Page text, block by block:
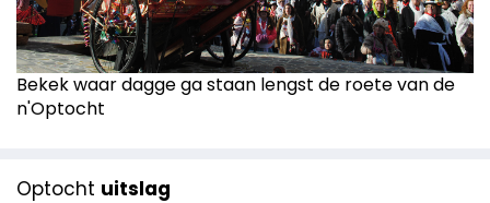
Bekek waar dagge ga staan lengst de roete van de
n'Optocht
Optocht uitslag